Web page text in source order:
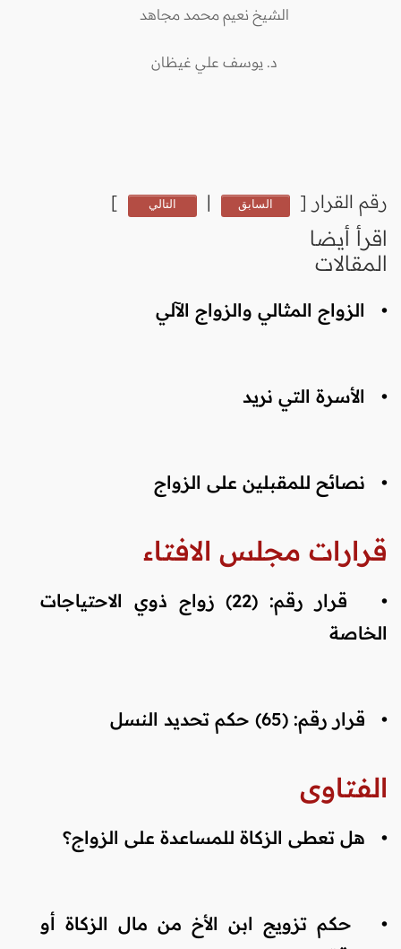
الشيخ نعيم محمد مجاهد
د. يوسف علي غيظان
رقم القرار [ السابق | التالي ]
اقرأ أيضا
المقالات
• الزواج المثالي والزواج الآلي
• الأسرة التي نريد
• نصائح للمقبلين على الزواج
قرارات مجلس الافتاء
•
قرار رقم: (22) زواج ذوي الاحتياجات
الخاصة
• قرار رقم: (65) حكم تحديد النسل
الفتاوى
• هل تعطى الزكاة للمساعدة على الزواج؟
• حكم تزويج ابن الأخ من مال الزكاة أو